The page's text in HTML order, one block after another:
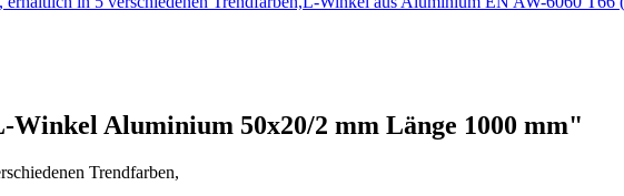
Aluminium 50x20/2 mm Länge 1000 mm"
Trendfarben,